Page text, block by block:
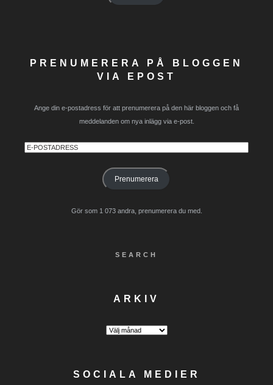
PRENUMERERA PÅ BLOGGEN
VIA EPOST
Ange din e-postadress för att prenumerera på den här bloggen och få
meddelanden om nya inlägg via e-post.
E-
Prenumerera
Gör som 1 073 andra, prenumerera du med.
SEARCH
ARKIV
Arkiv
SOCIALA MEDIER